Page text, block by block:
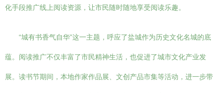
化手段推广线上阅读资源，让市民随时随地享受阅读乐趣。
“城有书香气自华”这一主题，呼应了盐城作为历史文化名城的底
蕴。阅读推广不仅丰富了市民精神生活，也促进了城市文化产业发
展。读书节期间，本地作家作品展、文创产品市集等活动，进一步带